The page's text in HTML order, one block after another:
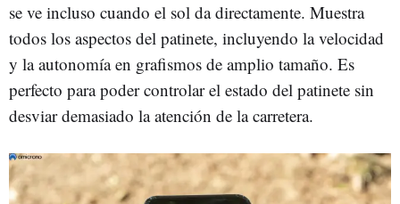
se ve incluso cuando el sol da directamente. Muestra
todos los aspectos del patinete, incluyendo la velocidad
y la autonomía en grafismos de amplio tamaño. Es
perfecto para poder controlar el estado del patinete sin
desviar demasiado la atención de la carretera.